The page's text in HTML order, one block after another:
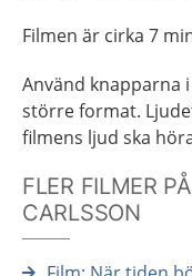
Filmen är cirka 7
Använd knapparna
större format.
filmens ljud ska
FLER FILMER
CARLSSON